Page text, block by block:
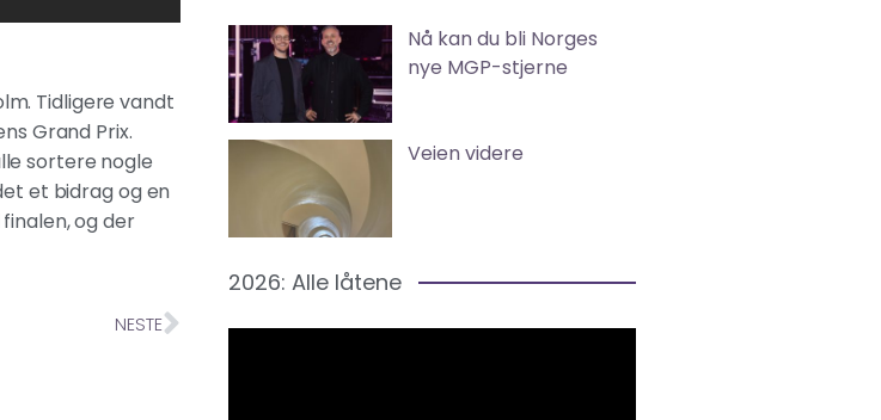
Tidligere vandt
Grand Prix.
sortere nogle
et bidrag og en
og der
NESTE
Nå kan du bli Norges
nye MGP-stjerne
Veien videre
2026: Alle låtene